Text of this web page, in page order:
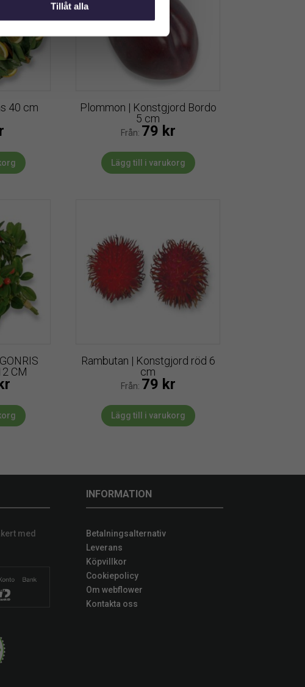
Tillåt alla
40 cm
Plommon | Konstgjord Bordo
5 cm
Från: 79 kr
Lägg till i varukorg
CM
Rambutan | Konstgjord röd 6
cm
Från: 79 kr
Lägg till i varukorg
med
INFORMATION
Betalningsalternativ
Leverans
Köpvillkor
Cookiepolicy
Om webflower
Kontakta oss